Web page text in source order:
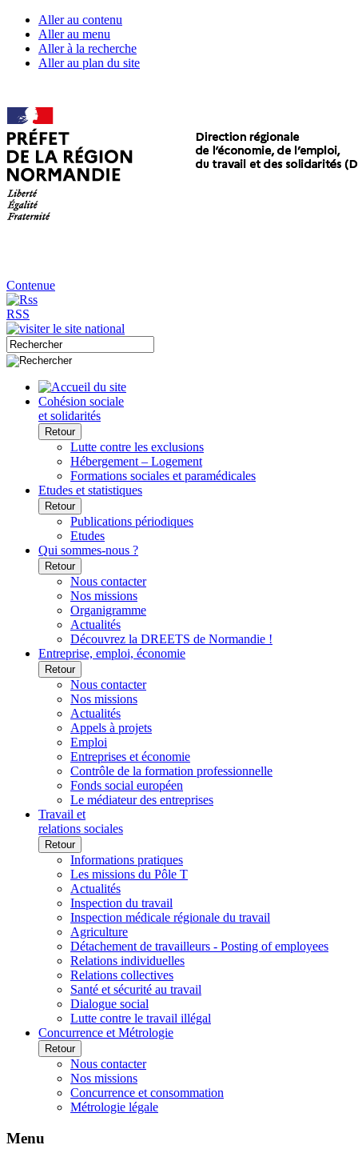
Aller au contenu
Aller au menu
Aller à la recherche
Aller au plan du site
Contenue
RSS
Cohésion sociale
et solidarités
Retour
Lutte contre les exclusions
Hébergement – Logement
Formations sociales et paramédicales
Etudes et statistiques
Retour
Publications périodiques
Etudes
Qui sommes-nous ?
Retour
Nous contacter
Nos missions
Organigramme
Actualités
Découvrez la DREETS de Normandie !
Entreprise, emploi, économie
Retour
Nous contacter
Nos missions
Actualités
Appels à projets
Emploi
Entreprises et économie
Contrôle de la formation professionnelle
Fonds social européen
Le médiateur des entreprises
Travail et
relations sociales
Retour
Informations pratiques
Les missions du Pôle T
Actualités
Inspection du travail
Inspection médicale régionale du travail
Agriculture
Détachement de travailleurs - Posting of employees
Relations individuelles
Relations collectives
Santé et sécurité au travail
Dialogue social
Lutte contre le travail illégal
Concurrence et Métrologie
Retour
Nous contacter
Nos missions
Concurrence et consommation
Métrologie légale
Menu